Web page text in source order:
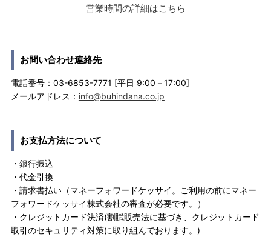
営業時間の詳細はこちら
お問い合わせ連絡先
電話番号：03-6853-7771 [平日 9:00－17:00]
メールアドレス： info@buhindana.co.jp
お支払方法について
・銀行振込
・代金引換
・請求書払い（マネーフォワードケッサイ。ご利用の前にマネー
フォワードケッサイ株式会社の審査が必要です。）
・クレジットカード決済(割賦販売法に基づき、クレジットカード
取引のセキュリティ対策に取り組んでおります。)